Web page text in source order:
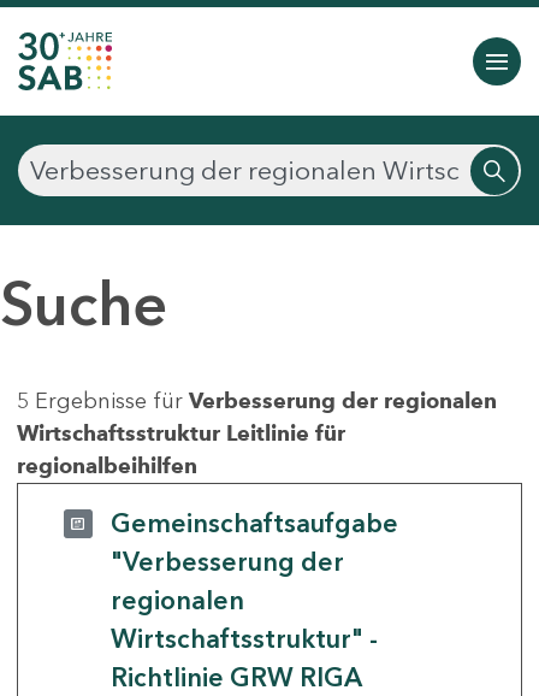
Suche
5 Ergebnisse für Verbesserung der regionalen
Wirtschaftsstruktur Leitlinie für
regionalbeihilfen
Gemeinschaftsaufgabe
"Verbesserung der
regionalen
Wirtschaftsstruktur" -
Richtlinie GRW RIGA